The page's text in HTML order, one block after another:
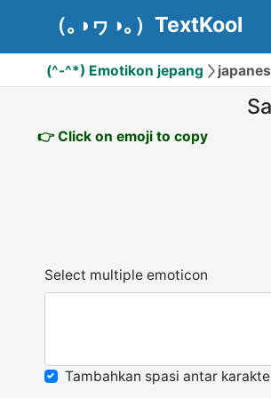
（｡◑ヮ◑｡）TextKool
(^-^*) Emotikon jepang
👉 Click on emoji to copy
Select multiple emoticon
Tambahkan spasi antar